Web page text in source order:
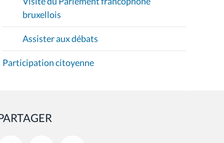
bruxellois
Assister aux débats
Participation citoyenne